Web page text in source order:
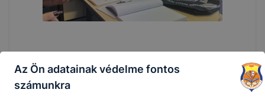
Az Ön adatainak védelme fontos
számunkra